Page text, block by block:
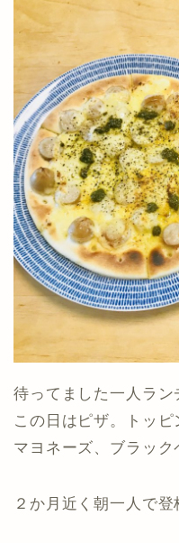
待ってました一人ラン
この日はピザ。トッピ
マヨネーズ、ブラック
２か月近く朝一人で登